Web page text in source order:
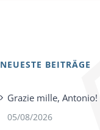
NEUESTE BEITRÄGE
Grazie mille, Antonio!
05/08/2026